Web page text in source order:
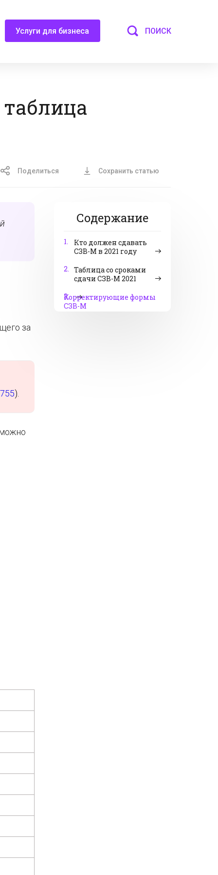
Услуги для бизнеса ПОИСК
Поделиться Сохранить статью
Содержание
1.
Кто должен сдавать
СЗВ-М в 2021 году
2. Таблица со сроками
сдачи СЗВ-М 2021
3.
Корректирующие формы
СЗВ-М
за
).